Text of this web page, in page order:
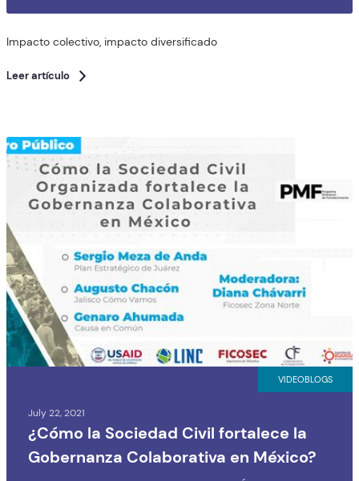
Impacto colectivo, impacto diversificado
Leer artículo
VIDEOBLOGS
July 22, 2021
¿Cómo la Sociedad Civil fortalece la
Gobernanza Colaborativa en México?